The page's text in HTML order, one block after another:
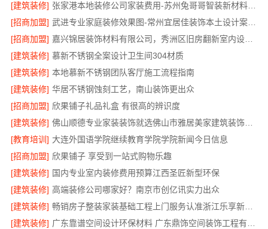
[建筑装修]
张家港本地装修公司家装费用-苏州兔哥哥智装新材料有限公司全包
[招商加盟]
武进专业家庭装修效果图-常州宜居佳装饰本土设计案例鉴赏
[招商加盟]
嘉兴锦居装饰材料有限公司，秀洲区旧房翻新室内设计哪家好
[建筑装修] 慕新不锈钢全案设计卫生间304材质
[建筑装修] 本地慕新不锈钢团队客厅施工流程指南
[建筑装修] 华居不锈钢蚀刻工艺，南山装饰更出众
[招商加盟] 欣果铺子礼品礼盒 有很高的辨识度
[建筑装修]
佛山顺德专业家装装饰就选佛山市雅居美家建筑装饰工程有限公司
[教育培训] 大连外国语学院继续教育学院学院新闻今日信息
[招商加盟] 欣果铺子 享受到一站式购物乐趣
[建筑装修] 国内专业室内装修费用预算江西圣匠新型环保
[建筑装修] 高端装修公司哪家好？南京市创亿讯实力出众
[建筑装修]
畅销房子整装家装基础工程上门服务认准浙江乐享新材料有限公司
[建筑装修]